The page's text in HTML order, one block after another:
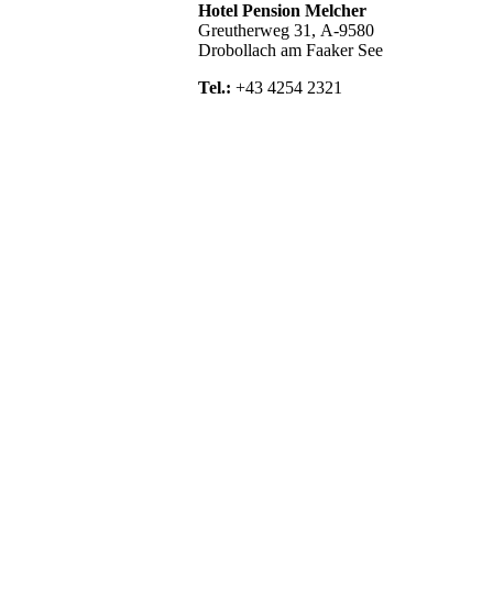
Hotel Pension Melcher
Greutherweg 31, A-9580
Drobollach am Faaker See
Tel.: +43 4254 2321